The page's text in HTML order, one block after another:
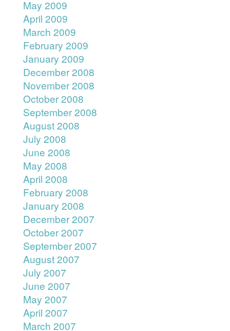
May 2009
April 2009
March 2009
February 2009
January 2009
December 2008
November 2008
October 2008
September 2008
August 2008
July 2008
June 2008
May 2008
April 2008
February 2008
January 2008
December 2007
October 2007
September 2007
August 2007
July 2007
June 2007
May 2007
April 2007
March 2007